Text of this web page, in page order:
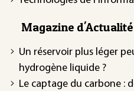
Magazine d'Actualité
Un réservoir plus léger
hydrogène liquide ?
Le captage du carbone :